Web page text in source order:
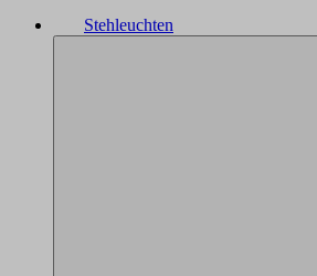
Stehleuchten